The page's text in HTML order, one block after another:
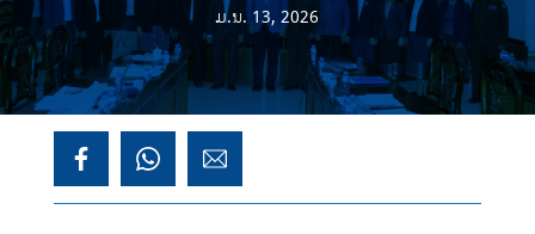
ມ.ນ. 13, 2026